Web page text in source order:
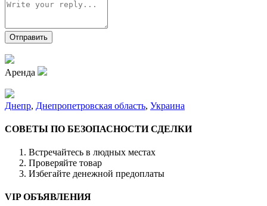
Аренда
Днепр, Днепропетровская область, Украина
СОВЕТЫ ПО БЕЗОПАСНОСТИ СДЕЛКИ
Встречайтесь в людных местах
Проверяйте товар
Избегайте денежной предоплаты
VIP ОБЪЯВЛЕНИЯ